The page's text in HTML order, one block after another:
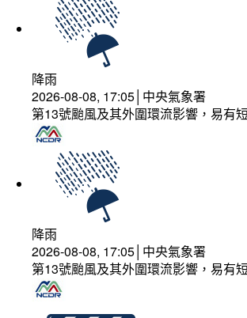
降雨
2026-08-08, 17:05│中央氣象署
第13號颱風及其外圍環流影響，易有
降雨
2026-08-08, 17:05│中央氣象署
第13號颱風及其外圍環流影響，易有